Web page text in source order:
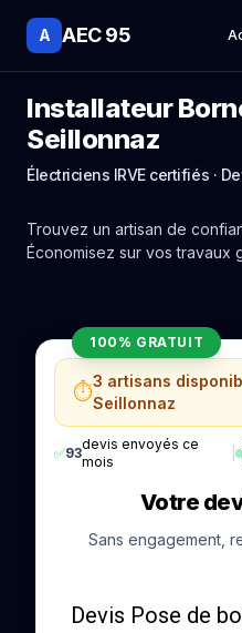
A AEC 95
Installateur
Seillonnaz
Électriciens IRVE certifiés ·
Trouvez un artisan de
Économisez sur vos travaux
100% GRATUIT
⏱️3 artisans
Seillonnaz
✅93
devis envoyés ce
mois
Votre
Sans engagement,
Devis Pose de